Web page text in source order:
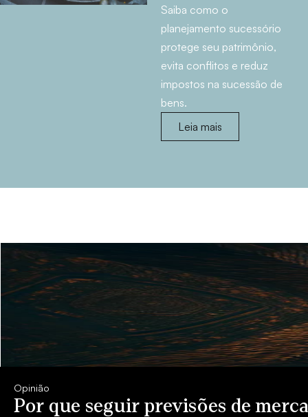
Saiba como o
planejamento sucessório
protege seu patrimônio,
evita conflitos e reduz
impostos na sucessão de
bens.
Leia mais
Opinião
Por que seguir previsões de